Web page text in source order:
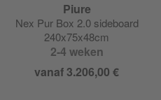
Piure
Nex Pur Box 2.0 sideboard
240x75x48cm
2-4 weken
vanaf 3.206,00 €